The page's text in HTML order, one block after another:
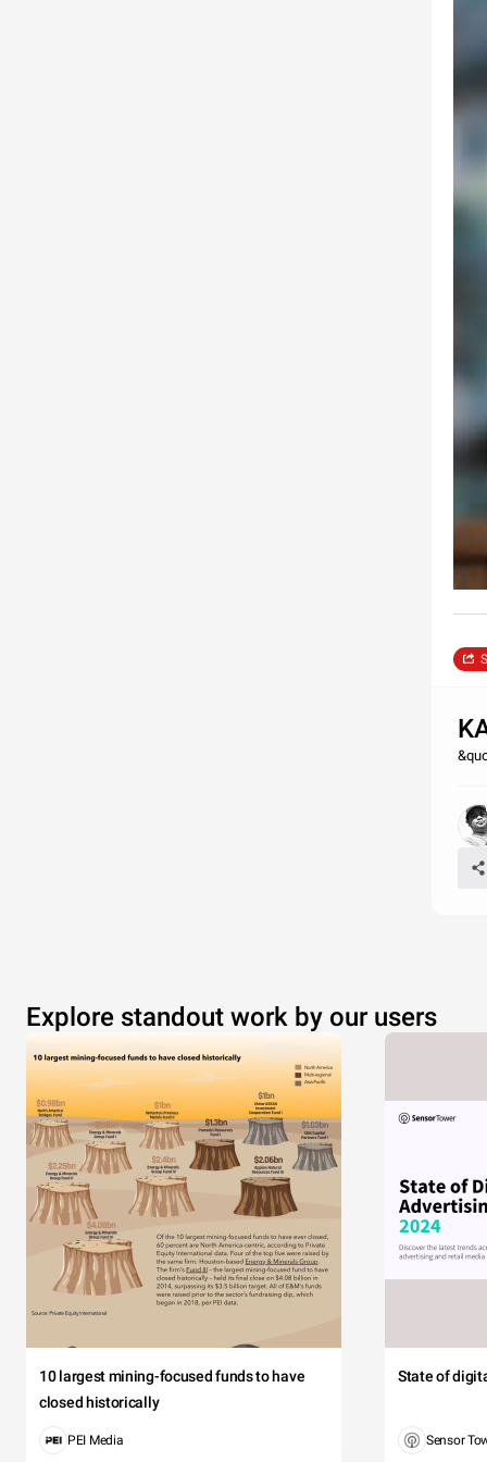
Explore standout work by our users
10 largest mining-focused funds to have
closed historically
PEI Media
State of
Sensor